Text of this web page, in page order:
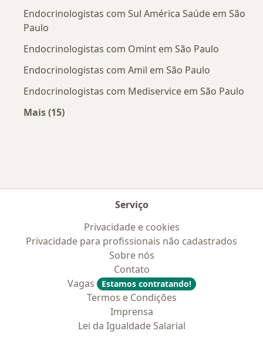
Endocrinologistas com Sul América Saúde em São
Paulo
Endocrinologistas com Omint em São Paulo
Endocrinologistas com Amil em São Paulo
Endocrinologistas com Mediservice em São Paulo
Mais (15)
Serviço
Privacidade e cookies
Privacidade para profissionais não cadastrados
Sobre nós
Contato
Vagas
Estamos contratando!
Termos e Condições
Imprensa
Lei da Igualdade Salarial